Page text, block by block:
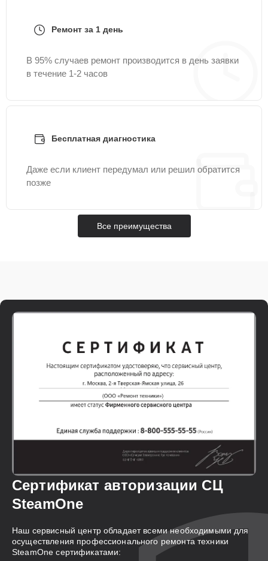
Ремонт за 1 день
В 95% случаев ремонт производится в день заявки
в течение 1-2 часов
Бесплатная диагностика
Даже если клиент передумал или решил обратится
позже
Все преимущества
Сертификат авторизации СЦ
SteamOne
Наш сервисный центр обладает всеми необходимыми для
осуществления профессионального ремонта техники
SteamOne сертификатами: